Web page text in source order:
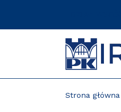
Strona główna